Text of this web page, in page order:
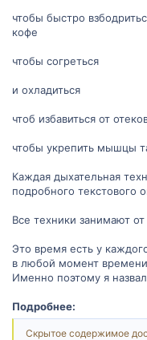
чтобы быстро
кофе
чтобы согреться
и охладиться
чтоб избавиться от
чтобы укрепить мышцы
Каждая дыхательная
подробного текстового
Все техники занимают
Это время есть у
в любой момент
Именно поэтому я
Подробнее:
Скрытое содержимое